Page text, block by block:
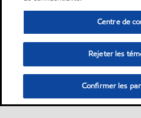
Centre de
Rejeter les
Confirmer les